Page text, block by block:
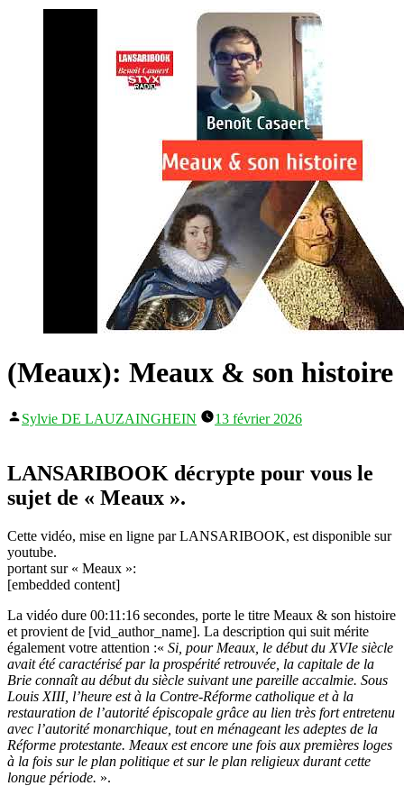
(Meaux): Meaux & son histoire
Publié
Sylvie DE LAUZAINGHEIN 13 février 2026
LANSARIBOOK décrypte pour vous le
sujet de « Meaux ».
Cette vidéo, mise en ligne par LANSARIBOOK, est disponible sur
youtube.
portant sur « Meaux »:
[embedded content]
La vidéo dure 00:11:16 secondes, porte le titre Meaux & son histoire
et provient de [vid_author_name]. La description qui suit mérite
également votre attention :« Si, pour Meaux, le début du XVIe siècle
avait été caractérisé par la prospérité retrouvée, la capitale de la
Brie connaît au début du siècle suivant une pareille accalmie. Sous
Louis XIII, l’heure est à la Contre-Réforme catholique et à la
restauration de l’autorité épiscopale grâce au lien très fort entretenu
avec l’autorité monarchique, tout en ménageant les adeptes de la
Réforme protestante. Meaux est encore une fois aux premières loges
à la fois sur le plan politique et sur le plan religieux durant cette
longue période. ».